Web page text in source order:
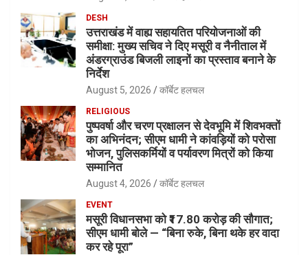
DESH
उत्तराखंड में वाह्य सहायतित परियोजनाओं की
समीक्षा: मुख्य सचिव ने दिए मसूरी व नैनीताल में
अंडरग्राउंड बिजली लाइनों का प्रस्ताव बनाने के
निर्देश
August 5, 2026 कॉर्बेट हलचल
RELIGIOUS
पुष्पवर्षा और चरण प्रक्षालन से देवभूमि में शिवभक्तों
का अभिनंदन; सीएम धामी ने कांवड़ियों को परोसा
भोजन, पुलिसकर्मियों व पर्यावरण मित्रों को किया
सम्मानित
August 4, 2026 कॉर्बेट हलचल
EVENT
मसूरी विधानसभा को ₹17.80 करोड़ की सौगात;
सीएम धामी बोले — “बिना रुके, बिना थके हर वादा
कर रहे पूरा”